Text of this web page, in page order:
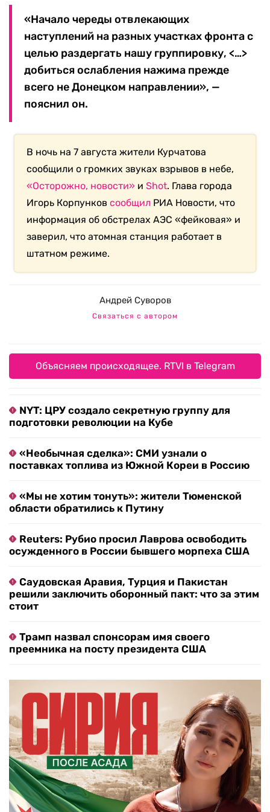
«Начало череды отвлекающих
наступлений на разных участках фронта с
целью раздергать нашу группировку, <…>
добиться ослабления нажима прежде
всего не Донецком направлении», —
пояснил он.
В ночь на 7 августа жители Курчатова
сообщили о громких звуках взрывов в небе,
«Осторожно, новости» иShot. Глава города
Игорь Корпунковсообщил РИА Новости, что
информация об обстрелах АЭС «фейковая» и
заверил, что атомная станция работает в
штатном режиме.
Андрей Суворов
Связаться с автором
Объясняем происходящее. RTVI в Telegram
NYT: ЦРУ создало секретную группу для
подготовки революции на Кубе
«Необычная сделка»: СМИ узнали о
поставках топлива из Южной Кореи в Россию
«Мы не хотим тонуть»: жители Тюменской
области обратились к Путину
Reuters: Рубио просил Лаврова освободить
осужденного в России бывшего морпеха США
Саудовская Аравия, Турция и Пакистан
решили заключить оборонный пакт: что за этим
стоит
Трамп назвал спонсорам имя своего
преемника на посту президента США